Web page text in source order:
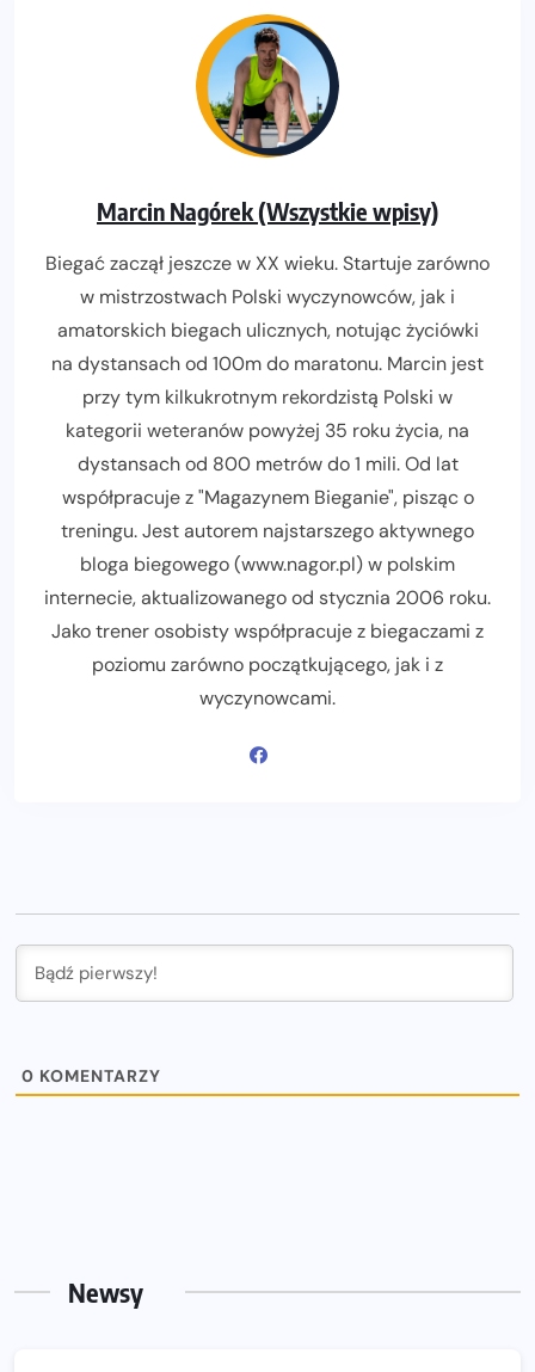
Marcin Nagórek (Wszystkie wpisy)
Biegać zaczął jeszcze w XX wieku. Startuje zarówno
w mistrzostwach Polski wyczynowców, jak i
amatorskich biegach ulicznych, notując życiówki
na dystansach od 100m do maratonu. Marcin jest
przy tym kilkukrotnym rekordzistą Polski w
kategorii weteranów powyżej 35 roku życia, na
dystansach od 800 metrów do 1 mili. Od lat
współpracuje z "Magazynem Bieganie", pisząc o
treningu. Jest autorem najstarszego aktywnego
bloga biegowego (www.nagor.pl) w polskim
internecie, aktualizowanego od stycznia 2006 roku.
Jako trener osobisty współpracuje z biegaczami z
poziomu zarówno początkującego, jak i z
wyczynowcami.
0 KOMENTARZY
Newsy